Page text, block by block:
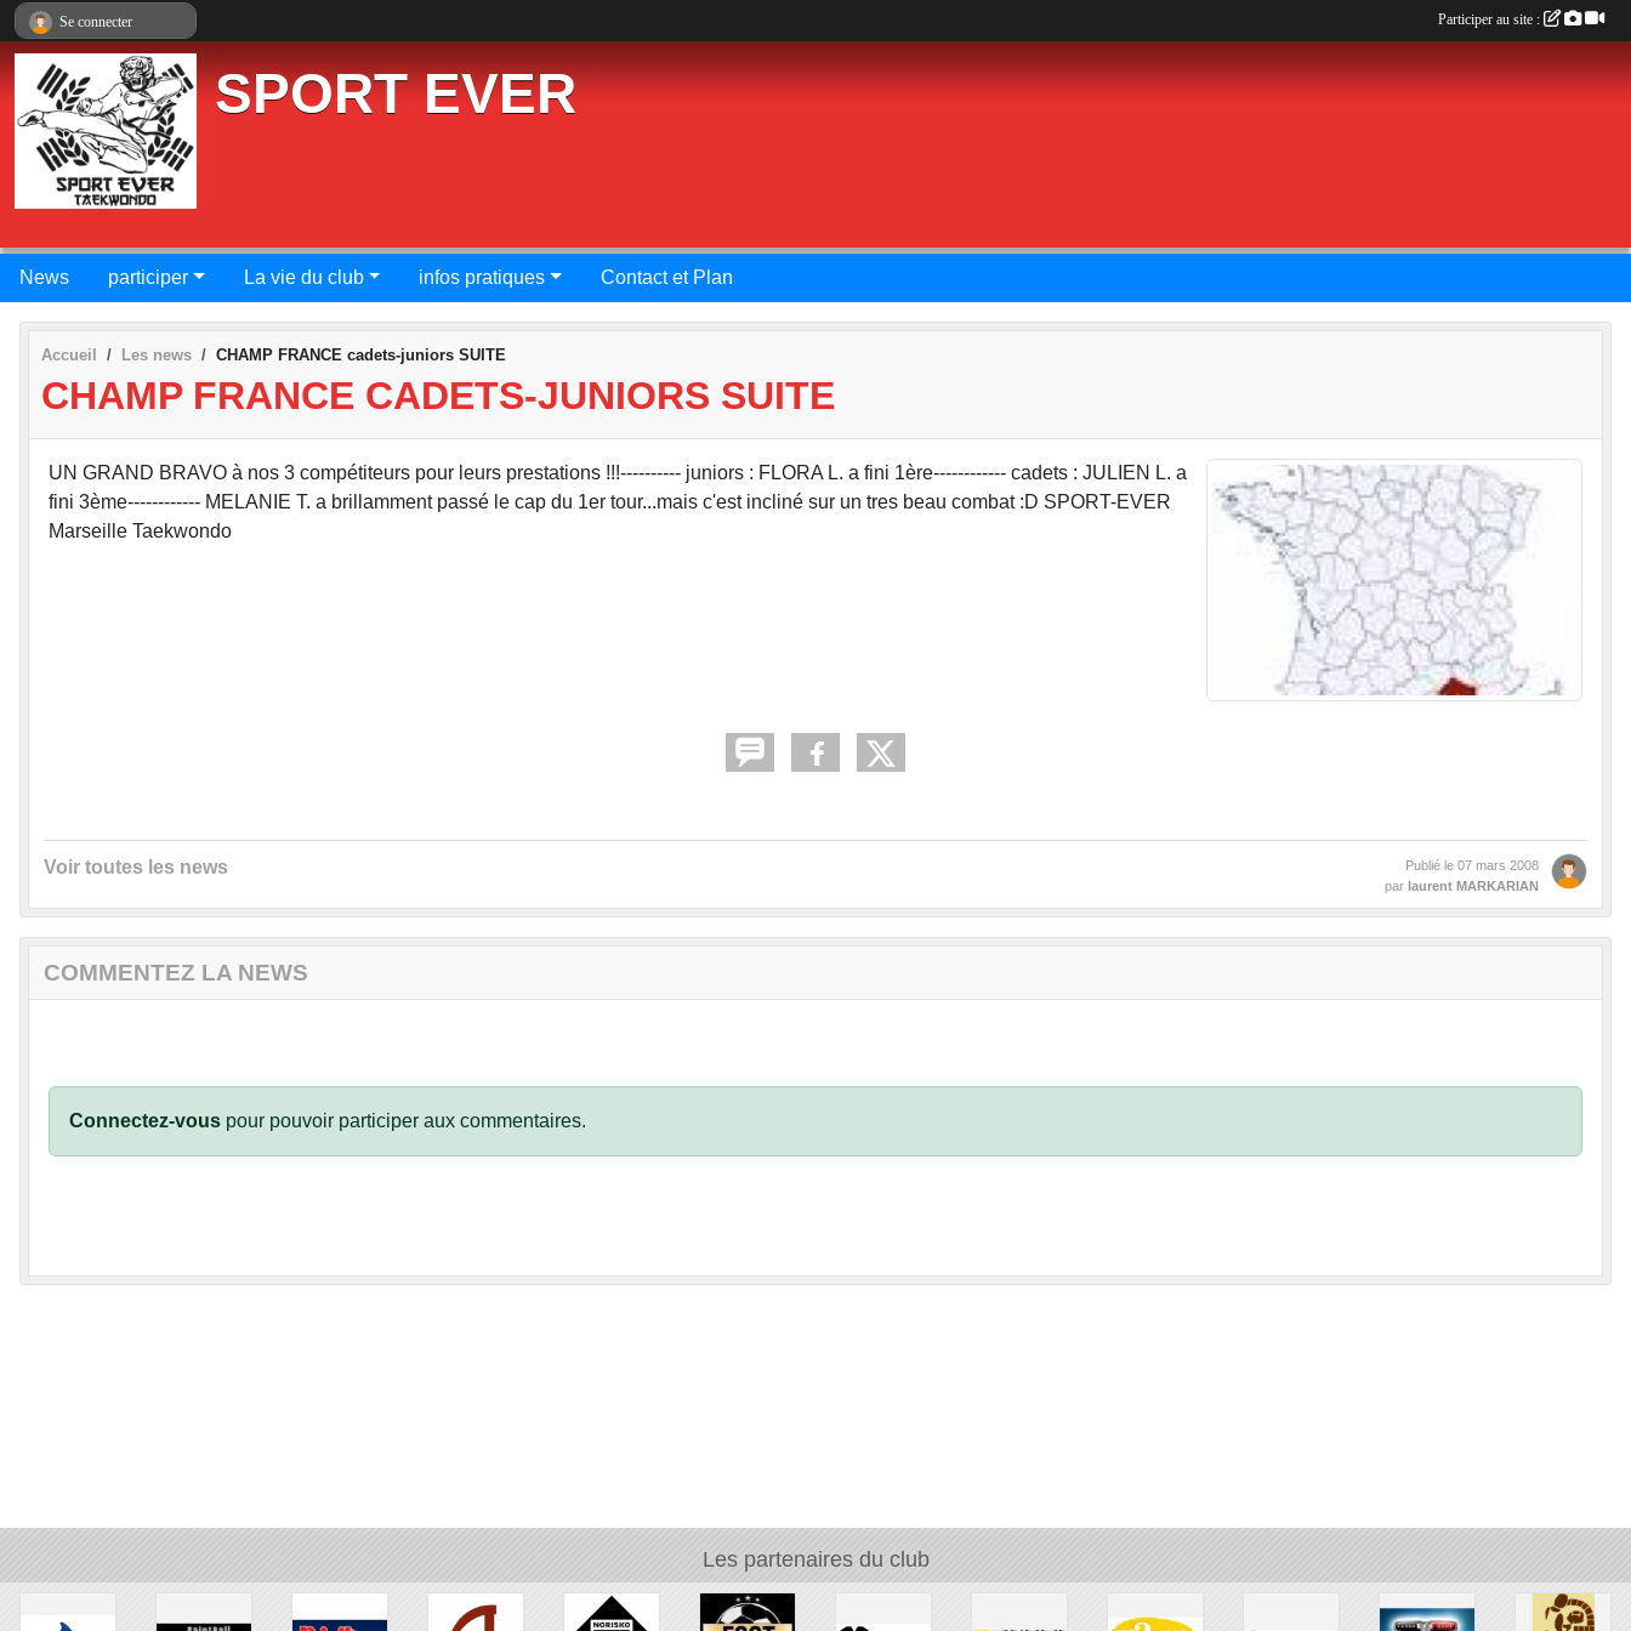
SPORT EVER
News participer La vie du club infos pratiques Contact et Plan
Accueil Les news CHAMP FRANCE cadets-juniors SUITE
CHAMP FRANCE CADETS-JUNIORS SUITE
UN GRAND BRAVO à nos 3 compétiteurs pour leurs prestations !!!---------- juniors : FLORA L. a fini 1ère------------ cadets : JULIEN L. a
fini 3ème------------ MELANIE T. a brillamment passé le cap du 1er tour...mais c'est incliné sur un tres beau combat :D SPORT-EVER
Marseille Taekwondo
Voir toutes les news Publié le 07 mars 2008
par laurent MARKARIAN
COMMENTEZ LA NEWS
Connectez-vous pour pouvoir participer aux commentaires.
Les partenaires du club
Se connecter Participer au site :
Panneau de gestion des cookies